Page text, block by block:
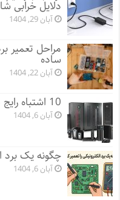
دلایل خرابی
آبان 29, 1404
مراحل تعمیر
ساده
آبان 22, 1404
10 اشتباه رایج در استفاده از UPS و استابلایزر
آبان 6, 1404
چگونه یک برد
آبان 6, 1404